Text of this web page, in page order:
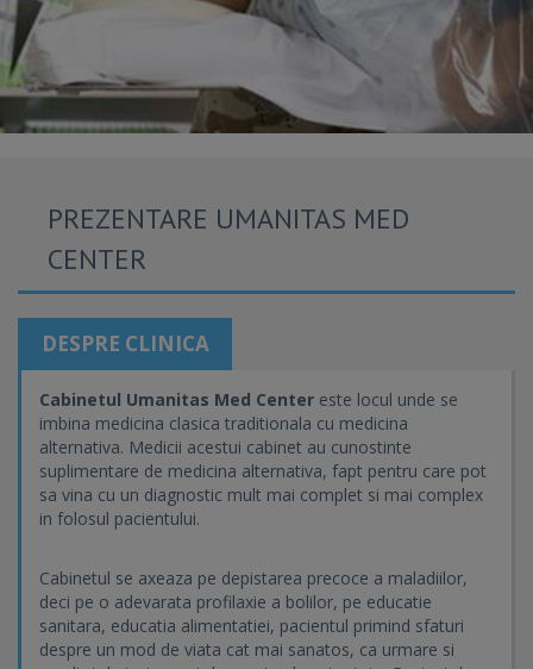
PREZENTARE UMANITAS MED
CENTER
DESPRE CLINICA
Cabinetul Umanitas Med Center este locul unde se
imbina medicina clasica traditionala cu medicina
alternativa. Medicii acestui cabinet au cunostinte
suplimentare de medicina alternativa, fapt pentru care pot
sa vina cu un diagnostic mult mai complet si mai complex
in folosul pacientului.
Cabinetul se axeaza pe depistarea precoce a maladiilor,
deci pe o adevarata profilaxie a bolilor, pe educatie
sanitara, educatia alimentatiei, pacientul primind sfaturi
despre un mod de viata cat mai sanatos, ca urmare si